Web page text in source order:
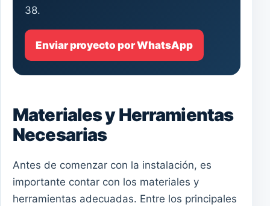
38.
Enviar proyecto por WhatsApp
Materiales y Herramientas
Necesarias
Antes de comenzar con la instalación, es
importante contar con los materiales y
herramientas adecuadas. Entre los principales